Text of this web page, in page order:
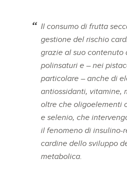
Il consumo di frutta
gestione del rischio
grazie al suo contenuto
polinsaturi e – nei
particolare – anche di
antiossidanti, vitamine,
oltre che oligoelementi
e selenio, che
il fenomeno di insulino-
cardine dello sviluppo
metabolica.